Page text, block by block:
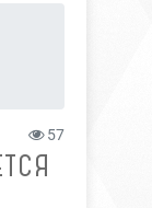
57